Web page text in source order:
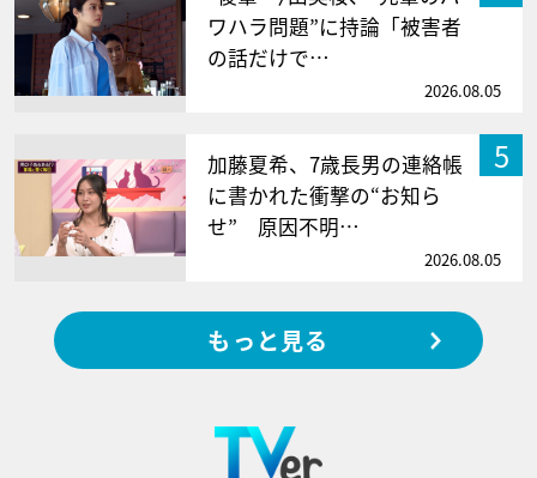
ワハラ問題”に持論「被害者
の話だけで…
2026.08.05
5
加藤夏希、7歳長男の連絡帳
に書かれた衝撃の“お知ら
せ” 原因不明…
2026.08.05
もっと見る